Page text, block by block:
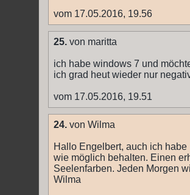
vom 17.05.2016, 19.56
25. von maritta
ich habe windows 7 und
ich grad heut wieder nur
vom 17.05.2016, 19.51
24. von Wilma
Hallo Engelbert, auch ich
wie möglich behalten. Einen
Seelenfarben. Jeden Morgen
Wilma